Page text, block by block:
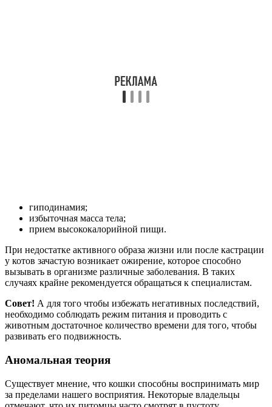
гиподинамия;
избыточная масса тела;
прием высококалорийной пищи.
При недостатке активного образа жизни или после кастрации
у котов зачастую возникает ожирение, которое способно
вызывать в организме различные заболевания. В таких
случаях крайне рекомендуется обращаться к специалистам.
Совет! А для того чтобы избежать негативных последствий,
необходимо соблюдать режим питания и проводить с
животным достаточное количество времени для того, чтобы
развивать его подвижность.
Аномальная теория
Существует мнение, что кошки способны воспринимать мир
за пределами нашего восприятия. Некоторые владельцы